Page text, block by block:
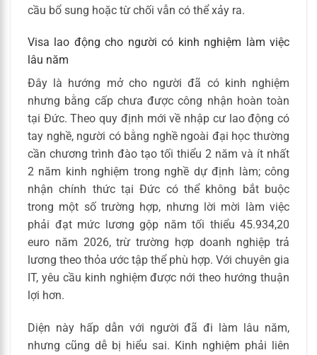
cầu bổ sung hoặc từ chối vẫn có thể xảy ra.
Visa lao động cho người có kinh nghiệm làm việc
lâu năm
Đây là hướng mở cho người đã có kinh nghiệm
nhưng bằng cấp chưa được công nhận hoàn toàn
tại Đức. Theo quy định mới về nhập cư lao động có
tay nghề, người có bằng nghề ngoài đại học thường
cần chương trình đào tạo tối thiểu 2 năm và ít nhất
2 năm kinh nghiệm trong nghề dự định làm; công
nhận chính thức tại Đức có thể không bắt buộc
trong một số trường hợp, nhưng lời mời làm việc
phải đạt mức lương gộp năm tối thiểu 45.934,20
euro năm 2026, trừ trường hợp doanh nghiệp trả
lương theo thỏa ước tập thể phù hợp. Với chuyên gia
IT, yêu cầu kinh nghiệm được nới theo hướng thuận
lợi hơn.
Diện này hấp dẫn với người đã đi làm lâu năm,
nhưng cũng dễ bị hiểu sai. Kinh nghiệm phải liên